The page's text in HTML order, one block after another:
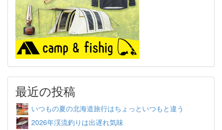
最近の投稿
いつもの夏の北海道旅行はちょっといつもと違う
2026年渓流釣りは出遅れ気味